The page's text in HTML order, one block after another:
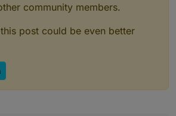
community members.
post could be even better